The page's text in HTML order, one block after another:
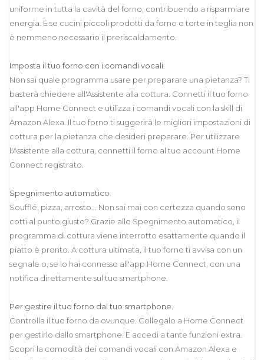
uniforme in tutta la cavità del forno, contribuendo a risparmiare
energia. E se cucini piccoli prodotti da forno o torte in teglia non
è nemmeno necessario il preriscaldamento.
Imposta il tuo forno con i comandi vocali.
Non sai quale programma usare per preparare una pietanza? Ti
basterà chiedere all'Assistente alla cottura. Connetti il tuo forno
all'app Home Connect e utilizza i comandi vocali con la skill di
Amazon Alexa. Il tuo forno ti suggerirà le migliori impostazioni di
cottura per la pietanza che desideri preparare. Per utilizzare
l'Assistente alla cottura, connetti il forno al tuo account Home
Connect registrato.
Spegnimento automatico.
Soufflé, pizza, arrosto... Non sai mai con certezza quando sono
cotti al punto giusto? Grazie allo Spegnimento automatico, il
programma di cottura viene interrotto esattamente quando il
piatto è pronto. A cottura ultimata, il tuo forno ti avvisa con un
segnale o, se lo hai connesso all'app Home Connect, con una
notifica direttamente sul tuo smartphone.
Per gestire il tuo forno dal tuo smartphone.
Controlla il tuo forno da ovunque. Collegalo a Home Connect
per gestirlo dallo smartphone. E accedi a tante funzioni extra.
Scopri la comodità dei comandi vocali con Amazon Alexa e